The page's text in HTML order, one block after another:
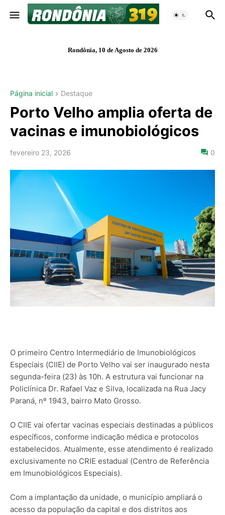
Rondônia, 10 de Agosto de 2026
Página inicial Destaque
Porto Velho amplia oferta de
vacinas e imunobiológicos
fevereiro 23, 2026 0
O primeiro Centro Intermediário de Imunobiológicos
Especiais (CIIE) de Porto Velho vai ser inaugurado nesta
segunda-feira (23) às 10h. A estrutura vai funcionar na
Policlínica Dr. Rafael Vaz e Silva, localizada na Rua Jacy
Paraná, nº 1943, bairro Mato Grosso.
O CIIE vai ofertar vacinas especiais destinadas a públicos
específicos, conforme indicação médica e protocolos
estabelecidos. Atualmente, esse atendimento é realizado
exclusivamente no CRIE estadual (Centro de Referência
em Imunobiológicos Especiais).
Com a implantação da unidade, o município ampliará o
acesso da população da capital e dos distritos aos